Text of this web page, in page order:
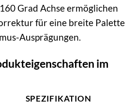
Grad Achse ermöglichen
für eine breite Palette
Ausprägungen.
im
SPEZIFIKATION